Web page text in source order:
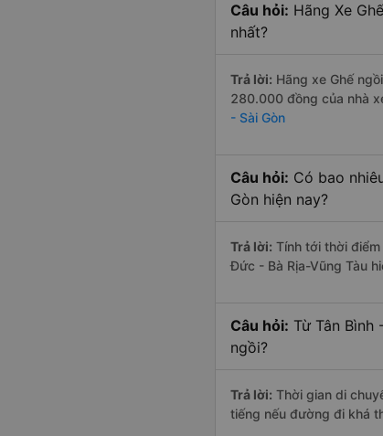
Câu hỏi: Hãng Xe
nhất?
Trả lời: Hãng xe Ghế
280.000 đồng của nhà
- Sài Gòn
Câu hỏi: Có bao
Gòn hiện nay?
Trả lời: Tính tới thời
Đức - Bà Rịa-Vũng Tàu
Câu hỏi: Từ Tân Bình
ngồi?
Trả lời: Thời gian di
tiếng nếu đường đi khá